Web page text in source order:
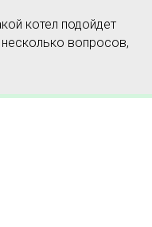
котел подойдет
вопросов,